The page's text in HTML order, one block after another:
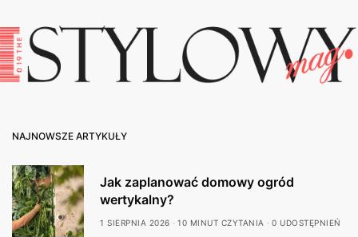
NAJNOWSZE ARTYKUŁY
Jak zaplanować domowy ogród
wertykalny?
1 SIERPNIA 2026 10 MINUT CZYTANIA 0 UDOSTĘPNIEŃ